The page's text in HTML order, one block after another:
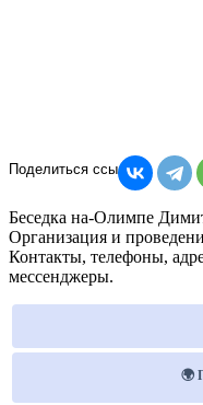
Беседка на-Олимпе
Организация и
Контакты, телефоны,
мессенджеры.
🌍